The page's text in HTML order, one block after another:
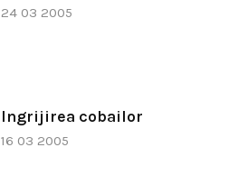
24 03 2005
Ingrijirea cobailor
16 03 2005